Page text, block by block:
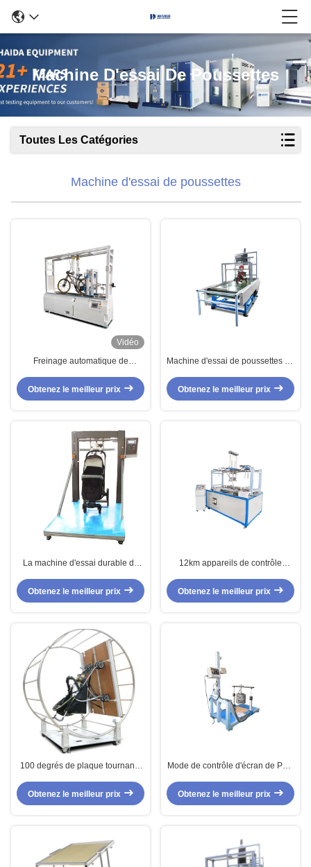
Machine D'essai De Poussettes
Toutes Les Catégories
Machine d'essai de poussettes
Vidéo
Freinage automatique de
performances de route avec la
machine de Testeing de
Obtenez le meilleur prix
Machine d'essai de poussettes de
de résistance
Obtenez le meilleur prix
La machine d'essai durable de
de main se soulèvent vers le bas
avec des normes d'ASTM
Obtenez le meilleur prix
12km appareils de contrôle
d'instrument d'essai de résistance
de la course/scooter de bébé
Obtenez le meilleur prix
100 degrés de plaque tournante
pour des voitures d'enfant
Obtenez le meilleur prix
Mode de contrôle d'écran de PLC
statique de scooter d'enfants
Obtenez le meilleur prix